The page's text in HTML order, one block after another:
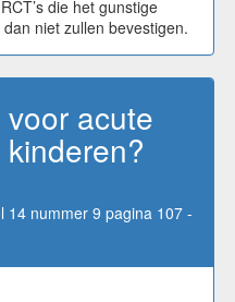
die het gunstige
niet zullen bevestigen.
acute
14 nummer 9 pagina 107 -